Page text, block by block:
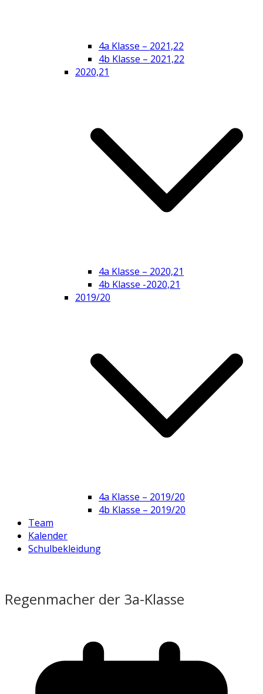
4a Klasse – 2021,22
4b Klasse – 2021,22
2020,21
4a Klasse – 2020,21
4b Klasse -2020,21
2019/20
4a Klasse – 2019/20
4b Klasse – 2019/20
Team
Kalender
Schulbekleidung
Regenmacher der 3a-Klasse